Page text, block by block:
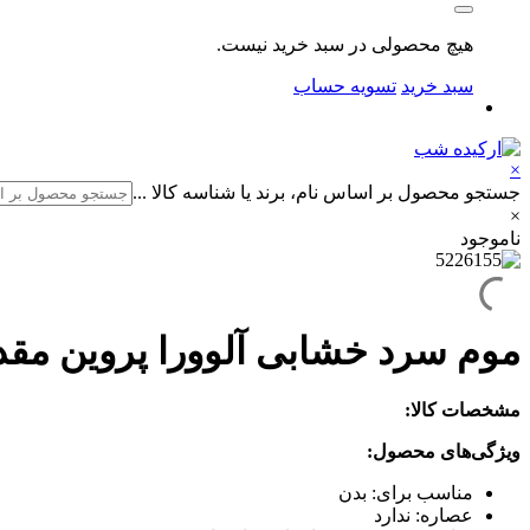
هیچ محصولی در سبد خرید نیست.
سبد خرید تسویه حساب
×
جستجو محصول بر اساس نام، برند یا شناسه کالا ...
×
ناموجود
موم سرد خشابی آلوورا پروین مقدار
مشخصات کالا:
ویژگی‌های محصول:
مناسب برای: بدن
عصاره: ندارد